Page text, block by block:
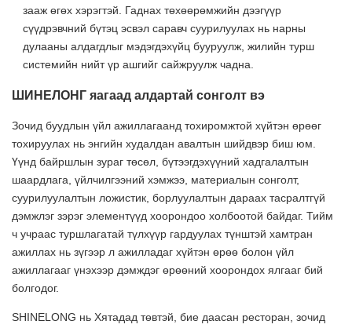
зааж өгөх хэрэгтэй. Гаднах төхөөрөмжийн дээгүүр
сүүдрэвчний бүтэц эсвэл саравч суурилуулах нь нарны
дулааны алдагдлыг мэдэгдэхүйц бууруулж, жилийн турш
системийн нийт үр ашгийг сайжруулж чадна.
ШИНЕЛОНГ яагаад алдартай сонголт вэ
Зочид буудлын үйл ажиллагаанд тохиромжтой хүйтэн өрөөг
тохируулах нь энгийн худалдан авалтын шийдвэр биш юм.
Үүнд байршлын зураг төсөл, бүтээгдэхүүний хадгалалтын
шаардлага, үйлчилгээний хэмжээ, материалын сонголт,
суурилуулалтын ложистик, борлуулалтын дараах тасралтгүй
дэмжлэг зэрэг элементүүд хоорондоо холбоотой байдаг. Тийм
ч учраас туршлагатай түлхүүр гардуулах түнштэй хамтран
ажиллах нь зүгээр л ажилладаг хүйтэн өрөө болон үйл
ажиллагааг үнэхээр дэмждэг өрөөний хоорондох ялгааг бий
болгодог.
SHINELONG нь Хятадад төвтэй, бие даасан ресторан, зочид